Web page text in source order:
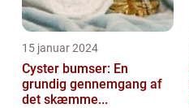
15 januar 2024
Cyster bumser: En
grundig gennemgang af
det skæmme...